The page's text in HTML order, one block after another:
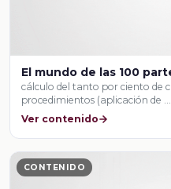
El mundo de las 100
cálculo del tanto por ciento de
procedimientos (aplicación de …
Ver contenido
CONTENIDO